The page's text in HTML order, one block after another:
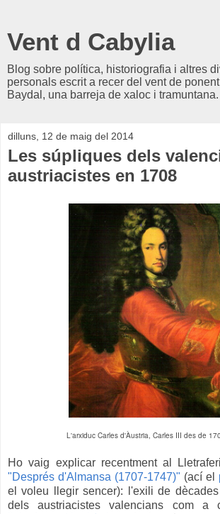
Vent d Cabylia
Blog sobre política, historiografia i altres
personals escrit a recer del vent de
Baydal, una barreja de xaloc i tramuntana.
dilluns, 12 de maig del 2014
Les súpliques dels
austriacistes en 1708
L'arxiduc Carles d'Àustria, Carles III des de
Ho vaig explicar recentment al
"Després d'Almansa (1707-1747)" (ací el
el voleu llegir sencer): l'exili de
dels austriacistes valencians com a